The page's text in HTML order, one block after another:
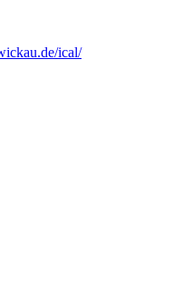
ical/